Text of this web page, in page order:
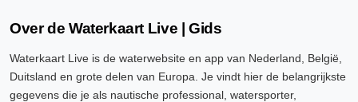
Over de Waterkaart Live | Gids
Waterkaart Live is de waterwebsite en app van Nederland, België,
Duitsland en grote delen van Europa. Je vindt hier de belangrijkste
gegevens die je als nautische professional, watersporter,